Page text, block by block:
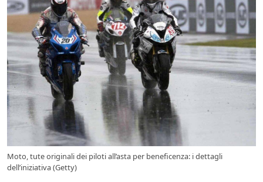
Moto, tute originali dei piloti all’asta per beneficenza: i dettagli
dell’iniziativa (Getty)